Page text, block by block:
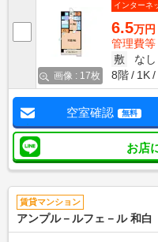
画像 : 17枚
インターネ
6.5万円
管理費
敷
なし
8階
1K
空室確認 無料
お店
賃貸マンション
アンプル－ルフェ－ル 和白